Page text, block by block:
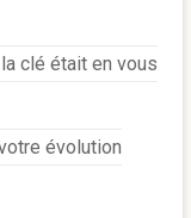
clé était en vous
évolution